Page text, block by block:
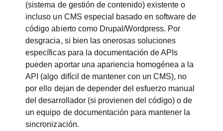
(sistema de gestión de contenido) existente o
incluso un CMS especial basado en software de
código abierto como Drupal/Wordpress. Por
desgracia, si bien las onerosas soluciones
específicas para la documentación de APIs
pueden aportar una apariencia homogénea a la
API (algo difícil de mantener con un CMS), no
por ello dejan de depender del esfuerzo manual
del desarrollador (si provienen del código) o de
un equipo de documentación para mantener la
sincronización.